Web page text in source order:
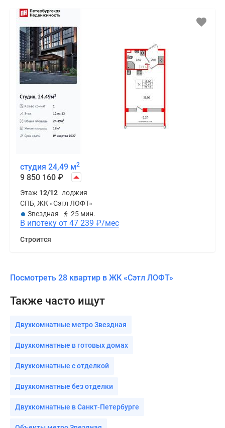
студия 24,49 м2
9 850 160 ₽
Этаж 12/12 лоджия
СПБ, ЖК «Сэтл ЛОФТ»
Звездная
25 мин.
В ипотеку от 47 239 ₽/мес
Строится
Посмотреть 28 квартир в ЖК «Сэтл ЛОФТ»
Также часто ищут
Двухкомнатные метро Звездная
Двухкомнатные в готовых домах
Двухкомнатные с отделкой
Двухкомнатные без отделки
Двухкомнатные в Санкт-Петербурге